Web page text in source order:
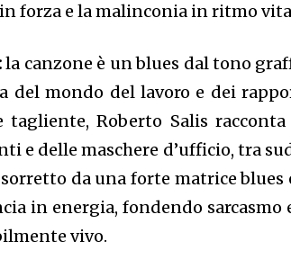
forza e la malinconia in ritmo
la canzone è un blues dal tono
del mondo del lavoro e dei
Roberto Salis racconta
e delle maschere d’ufficio, tra
da una forte matrice blues
in energia, fondendo
vivo.